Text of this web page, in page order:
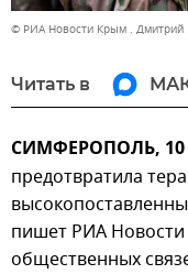
© РИА Новости Крым . Дмитрий
Читать в
СИМФЕРОПОЛЬ,
предотвратила
пишет РИА Новости
общественных